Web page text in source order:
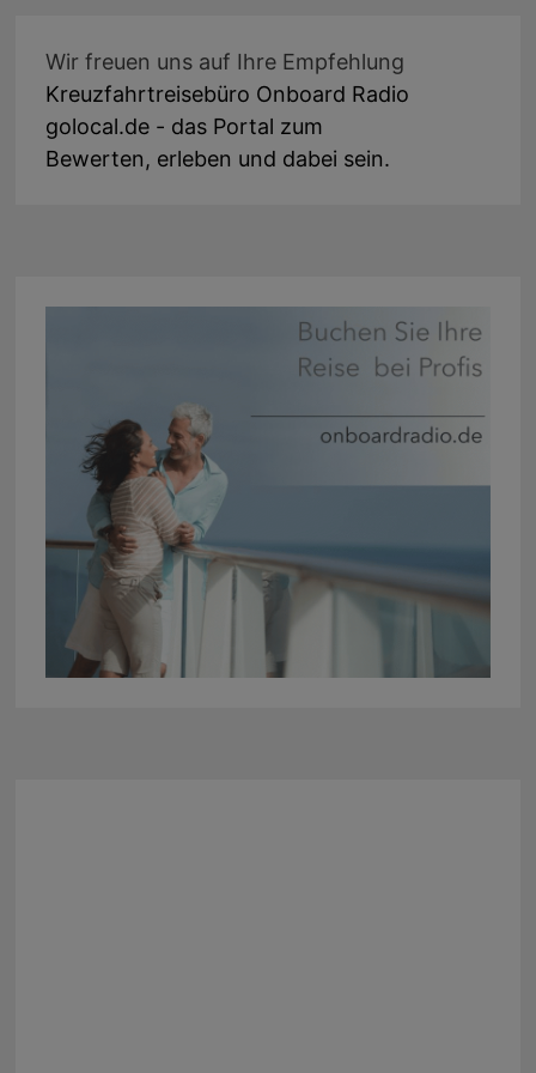
Wir freuen uns auf Ihre Empfehlung
Kreuzfahrtreisebüro Onboard Radio
golocal.de - das Portal zum
Bewerten, erleben und dabei sein.